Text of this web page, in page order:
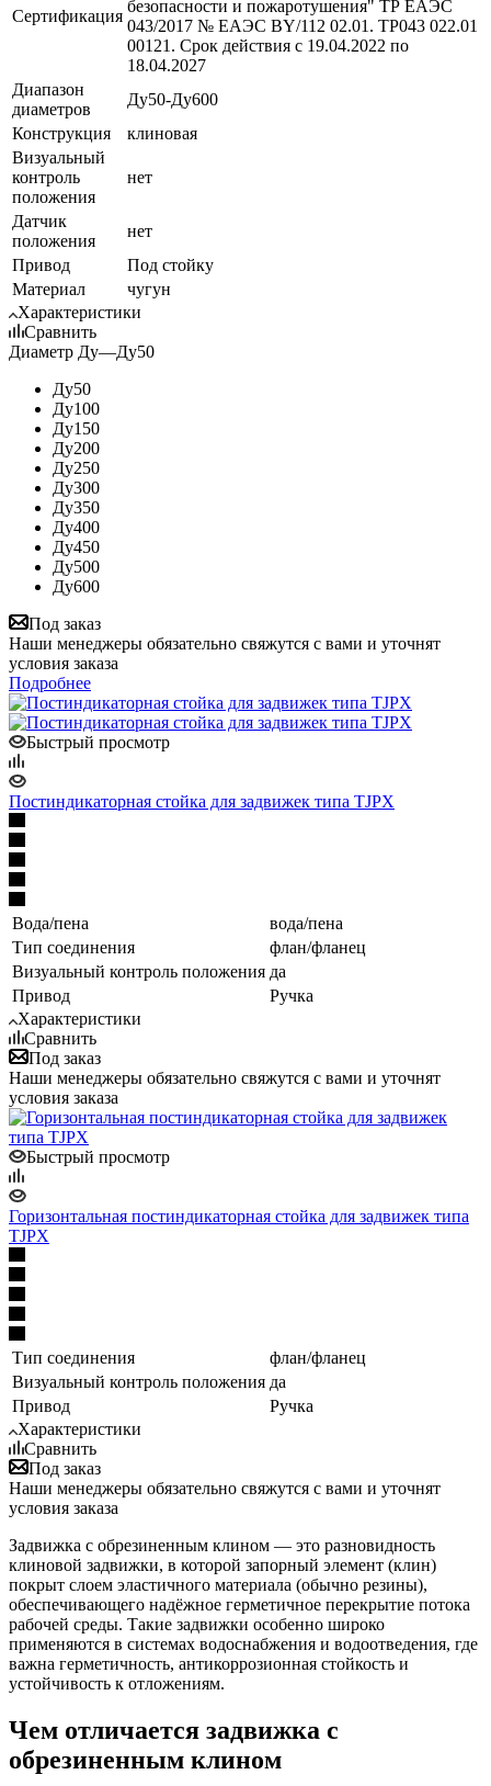
Сертификация
безопасности и пожаротушения" ТР ЕАЭС
043/2017 № ЕАЭС BY/112 02.01. ТР043 022.01
00121. Срок действия с 19.04.2022 по
18.04.2027
Диапазон
диаметров
Ду50-Ду600
Конструкция
клиновая
Визуальный
контроль
положения
нет
Датчик
положения
нет
Привод
Под стойку
Материал
чугун
Характеристики
Сравнить
Диаметр Ду—Ду50
Ду50
Ду100
Ду150
Ду200
Ду250
Ду300
Ду350
Ду400
Ду450
Ду500
Ду600
Под заказ
Наши менеджеры обязательно свяжутся с вами и уточнят
условия заказа
Подробнее
Быстрый просмотр
Постиндикаторная стойка для задвижек типа TJPX
Вода/пена
вода/пена
Тип соединения
флан/фланец
Визуальный контроль положения да
Привод
Ручка
Характеристики
Сравнить
Под заказ
Наши менеджеры обязательно свяжутся с вами и уточнят
условия заказа
Быстрый просмотр
Горизонтальная постиндикаторная стойка для задвижек типа
TJPX
Тип соединения
флан/фланец
Визуальный контроль положения да
Привод
Ручка
Характеристики
Сравнить
Под заказ
Наши менеджеры обязательно свяжутся с вами и уточнят
условия заказа
Задвижка с обрезиненным клином — это разновидность
клиновой задвижки, в которой запорный элемент (клин)
покрыт слоем эластичного материала (обычно резины),
обеспечивающего надёжное герметичное перекрытие потока
рабочей среды. Такие задвижки особенно широко
применяются в системах водоснабжения и водоотведения, где
важна герметичность, антикоррозионная стойкость и
устойчивость к отложениям.
Чем отличается задвижка с
обрезиненным клином